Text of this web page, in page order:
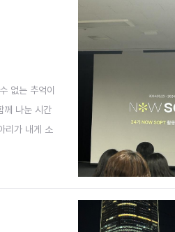
없는 추억이
께 나눈 시간
리가 내게 소